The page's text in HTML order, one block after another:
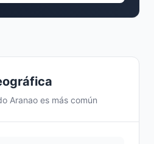
Aranao es más común